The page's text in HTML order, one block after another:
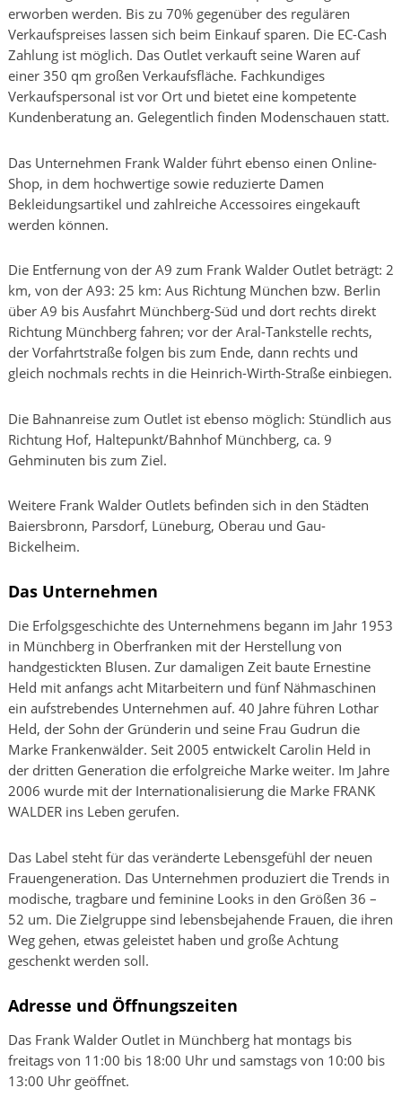
erworben werden. Bis zu 70% gegenüber des regulären
Verkaufspreises lassen sich beim Einkauf sparen. Die EC-Cash
Zahlung ist möglich. Das Outlet verkauft seine Waren auf
einer 350 qm großen Verkaufsfläche. Fachkundiges
Verkaufspersonal ist vor Ort und bietet eine kompetente
Kundenberatung an. Gelegentlich finden Modenschauen statt.
Das Unternehmen Frank Walder führt ebenso einen Online-
Shop, in dem hochwertige sowie reduzierte Damen
Bekleidungsartikel und zahlreiche Accessoires eingekauft
werden können.
Die Entfernung von der A9 zum Frank Walder Outlet beträgt: 2
km, von der A93: 25 km: Aus Richtung München bzw. Berlin
über A9 bis Ausfahrt Münchberg-Süd und dort rechts direkt
Richtung Münchberg fahren; vor der Aral-Tankstelle rechts,
der Vorfahrtstraße folgen bis zum Ende, dann rechts und
gleich nochmals rechts in die Heinrich-Wirth-Straße einbiegen.
Die Bahnanreise zum Outlet ist ebenso möglich: Stündlich aus
Richtung Hof, Haltepunkt/Bahnhof Münchberg, ca. 9
Gehminuten bis zum Ziel.
Weitere Frank Walder Outlets befinden sich in den Städten
Baiersbronn, Parsdorf, Lüneburg, Oberau und Gau-
Bickelheim.
Das Unternehmen
Die Erfolgsgeschichte des Unternehmens begann im Jahr 1953
in Münchberg in Oberfranken mit der Herstellung von
handgestickten Blusen. Zur damaligen Zeit baute Ernestine
Held mit anfangs acht Mitarbeitern und fünf Nähmaschinen
ein aufstrebendes Unternehmen auf. 40 Jahre führen Lothar
Held, der Sohn der Gründerin und seine Frau Gudrun die
Marke Frankenwälder. Seit 2005 entwickelt Carolin Held in
der dritten Generation die erfolgreiche Marke weiter. Im Jahre
2006 wurde mit der Internationalisierung die Marke FRANK
WALDER ins Leben gerufen.
Das Label steht für das veränderte Lebensgefühl der neuen
Frauengeneration. Das Unternehmen produziert die Trends in
modische, tragbare und feminine Looks in den Größen 36 –
52 um. Die Zielgruppe sind lebensbejahende Frauen, die ihren
Weg gehen, etwas geleistet haben und große Achtung
geschenkt werden soll.
Adresse und Öffnungszeiten
Das Frank Walder Outlet in Münchberg hat montags bis
freitags von 11:00 bis 18:00 Uhr und samstags von 10:00 bis
13:00 Uhr geöffnet.